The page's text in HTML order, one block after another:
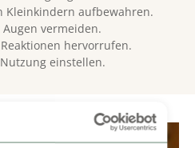
Kleinkindern aufbewahren.
vermeiden.
hervorrufen.
einstellen.